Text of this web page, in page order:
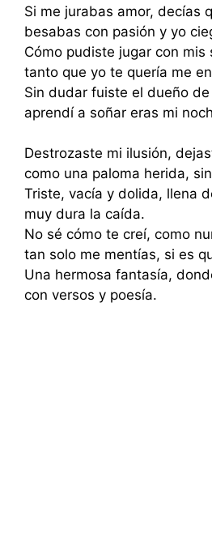
Si me jurabas amor, decías
besabas con pasión y yo
Cómo pudiste jugar con mis
tanto que yo te quería me
Sin dudar fuiste el dueño
aprendí a soñar eras mi
Destrozaste mi ilusión,
como una paloma herida,
Triste, vacía y dolida, llena
muy dura la caída.
No sé cómo te creí, como
tan solo me mentías, si es
Una hermosa fantasía,
con versos y poesía.